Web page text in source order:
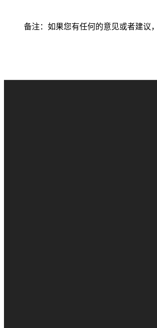
备注：如果您有任何的意见或者建议